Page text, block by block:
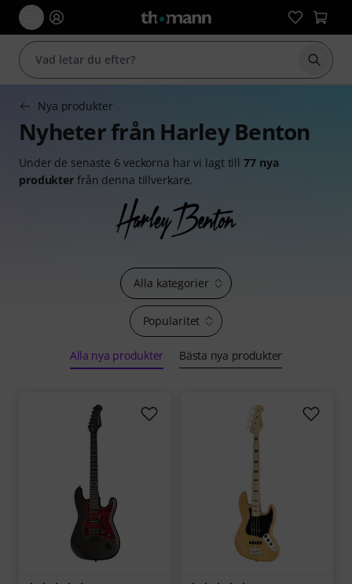
Börja
Nya produkter
Nyheter från Harley Benton
Under de senaste 6 veckorna har vi lagt till77 nya
produkter från denna tillverkare.
Popularitet
Alla kategorier
Alla nya produkter Bästa nya produkter